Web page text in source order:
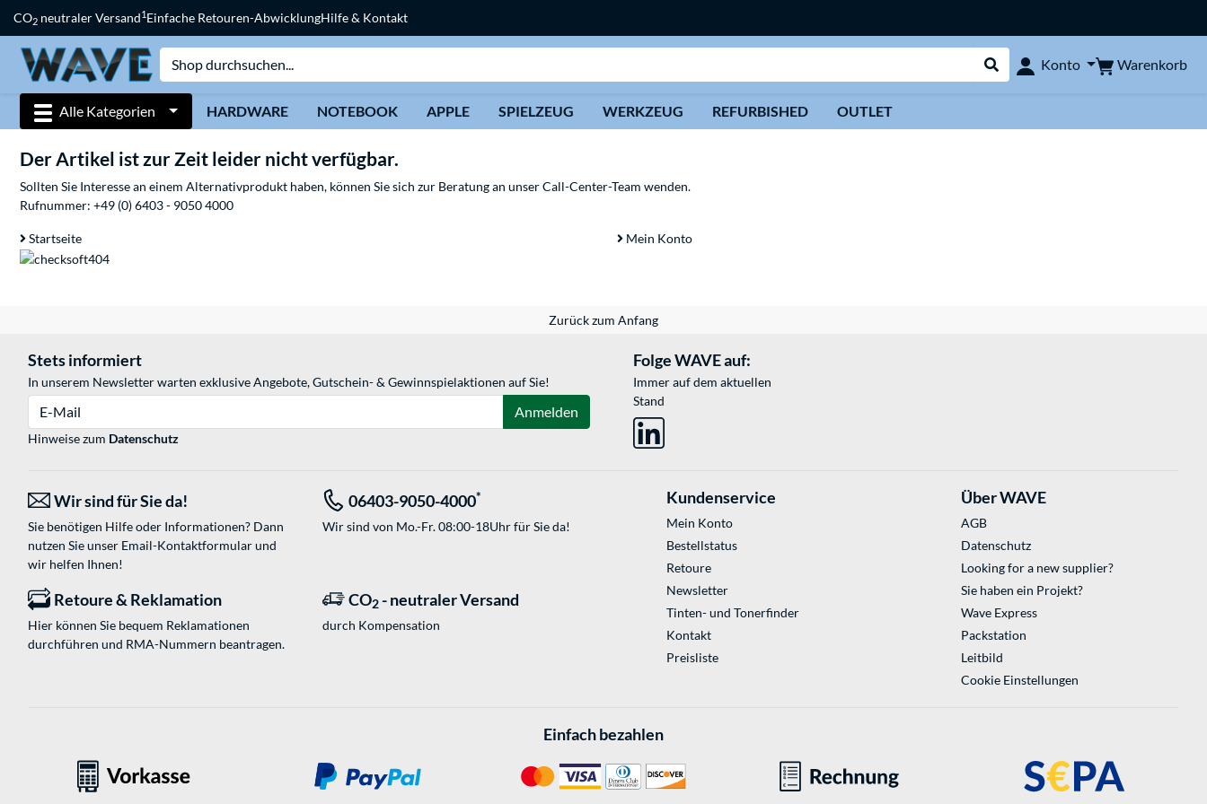
CO2 neutraler Versand1Einfache Retouren-AbwicklungHilfe & Kontakt
Suche durchführen
Konto Warenkorb
Alle Kategorien HARDWARE NOTEBOOK APPLE SPIELZEUG WERKZEUG REFURBISHED OUTLET
Der Artikel ist zur Zeit leider nicht verfügbar.
Sollten Sie Interesse an einem Alternativprodukt haben, können Sie sich zur Beratung an unser Call-Center-Team wenden.
Rufnummer: +49 (0) 6403 - 9050 4000
Startseite Mein Konto
Zurück zum Anfang
Stets informiert
In unserem Newsletter warten exklusive Angebote, Gutschein- & Gewinnspielaktionen auf Sie!
Anmelden
Hinweise zum Datenschutz
Folge WAVE auf:
Immer auf dem aktuellen
Stand
Wir sind für Sie da!
Sie benötigen Hilfe oder Informationen? Dann
nutzen Sie unser Email-Kontaktformularund
wir helfen Ihnen!
06403-9050-4000*
Wir sind von Mo.-Fr. 08:00-18Uhr für Sie da!
Retoure & Reklamation
Hier können Sie bequem Reklamationen
durchführen und RMA-Nummern beantragen.
CO2 - neutraler Versand
durch Kompensation
Kundenservice
Mein Konto
Bestellstatus
Retoure
Newsletter
Tinten- und Tonerfinder
Kontakt
Preisliste
Über WAVE
AGB
Datenschutz
Looking for a new supplier?
Sie haben ein Projekt?
Wave Express
Packstation
Leitbild
Cookie Einstellungen
Einfach bezahlen